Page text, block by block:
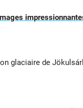
glaciaire de